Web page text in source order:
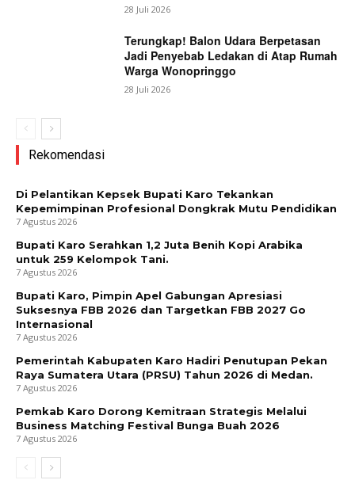
28 Juli 2026
Terungkap! Balon Udara Berpetasan
Jadi Penyebab Ledakan di Atap Rumah
Warga Wonopringgo
28 Juli 2026
Rekomendasi
Di Pelantikan Kepsek Bupati Karo Tekankan
Kepemimpinan Profesional Dongkrak Mutu Pendidikan
7 Agustus 2026
Bupati Karo Serahkan 1,2 Juta Benih Kopi Arabika
untuk 259 Kelompok Tani.
7 Agustus 2026
Bupati Karo, Pimpin Apel Gabungan Apresiasi
Suksesnya FBB 2026 dan Targetkan FBB 2027 Go
Internasional
7 Agustus 2026
Pemerintah Kabupaten Karo Hadiri Penutupan Pekan
Raya Sumatera Utara (PRSU) Tahun 2026 di Medan.
7 Agustus 2026
Pemkab Karo Dorong Kemitraan Strategis Melalui
Business Matching Festival Bunga Buah 2026
7 Agustus 2026